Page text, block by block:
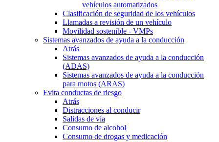
vehículos automatizados
Clasificación de seguridad de los vehículos
Llamadas a revisión de un vehículo
Movilidad sostenible - VMPs
Sistemas avanzados de ayuda a la conducción
Atrás
Sistemas avanzados de ayuda a la conducción
(ADAS)
Sistemas avanzados de ayuda a la conducción
para motos (ARAS)
Evita conductas de riesgo
Atrás
Distracciones al conducir
Salidas de vía
Consumo de alcohol
Consumo de drogas y medicación